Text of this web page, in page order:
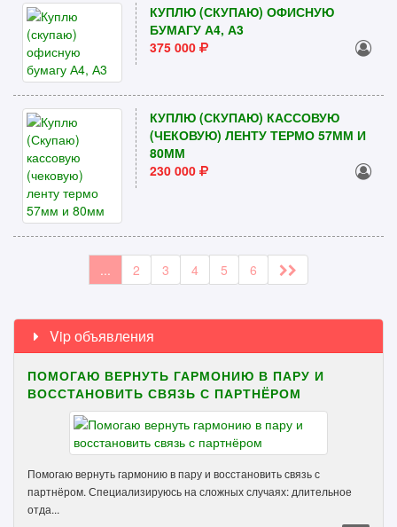
КУПЛЮ (СКУПАЮ) ОФИСНУЮ
БУМАГУ А4, А3
375 000
КУПЛЮ (СКУПАЮ) КАССОВУЮ
(ЧЕКОВУЮ) ЛЕНТУ ТЕРМО 57ММ И
80ММ
230 000
... 2 3 4 5 6
Vip объявления
ПОМОГАЮ ВЕРНУТЬ ГАРМОНИЮ В ПАРУ И
ВОССТАНОВИТЬ СВЯЗЬ С ПАРТНЁРОМ
Помогаю вернуть гармонию в пару и восстановить связь с
партнёром. Специализируюсь на сложных случаях: длительное
отда...